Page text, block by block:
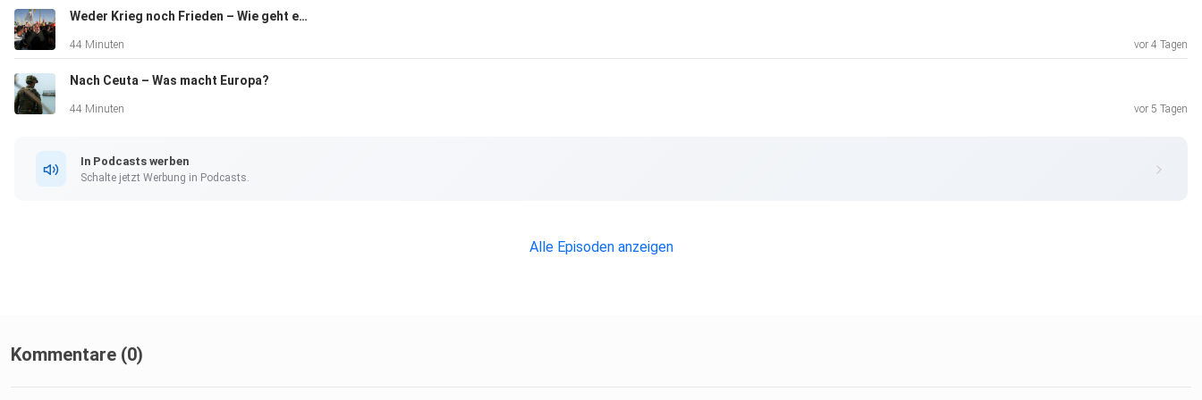
Weder Krieg noch Frieden – Wie geht es weiter im Iran?
44 Minuten vor 4 Tagen
Nach Ceuta – Was macht Europa?
44 Minuten vor 5 Tagen
In Podcasts werben
Schalte jetzt Werbung in Podcasts.
Alle Episoden anzeigen
Kommentare (0)